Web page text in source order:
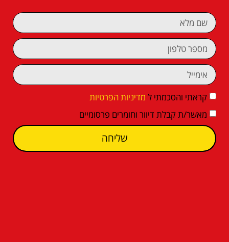
קראתי והסכמתי ל מדיניות הפרטיות
מאשר/ת קבלת דיוור וחומרים פרסומיים
שליחה